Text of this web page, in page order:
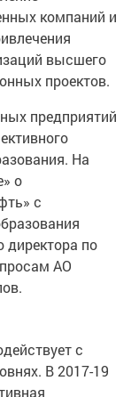
компаний и
высшего
проектов.
предприятий
На
о
с
директора по
АО
с
В 2017-19